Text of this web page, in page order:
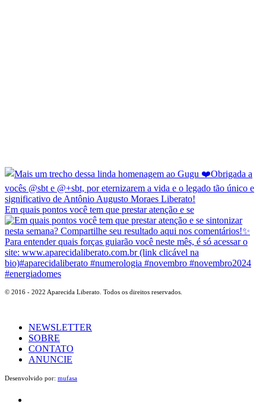
Em quais pontos você tem que prestar atenção e se
© 2016 - 2022 Aparecida Liberato. Todos os direitos reservados.
NEWSLETTER
SOBRE
CONTATO
ANUNCIE
Desenvolvido por: mufasa